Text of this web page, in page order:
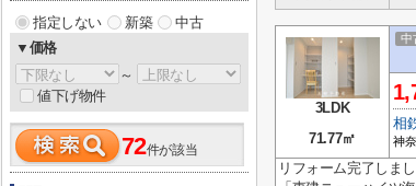
3LDK
71.77㎡
中
相
神
リフォーム完了しま
指定しない 新築
中古
▼価格
～
値下げ物件
72件が該当